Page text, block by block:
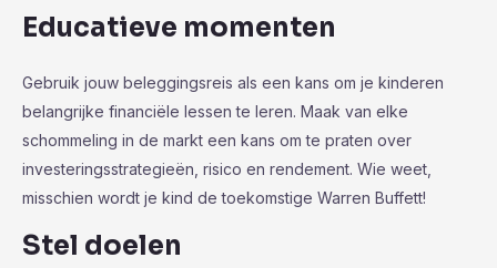
Educatieve momenten
Gebruik jouw beleggingsreis als een kans om je kinderen
belangrijke financiële lessen te leren. Maak van elke
schommeling in de markt een kans om te praten over
investeringsstrategieën, risico en rendement. Wie weet,
misschien wordt je kind de toekomstige Warren Buffett!
Stel doelen